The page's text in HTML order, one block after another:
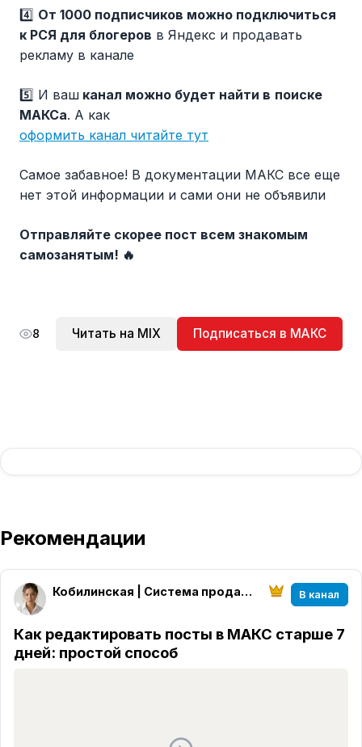
4️⃣ От 1000 подписчиков можно подключиться
к РСЯ для блогеров в Яндекс и продавать
рекламу в канале
5️⃣ И ваш канал можно будет найти в поиске
МАКСа. А как
оформить канал читайте тут
Самое забавное! В документации МАКС все еще
нет этой информации и сами они не объявили
Отправляйте скорее пост всем знакомым
самозанятым! 🔥
8 Читать на MIX Подписаться в МАКС
Рекомендации
Кобилинская | Система продаж из блога В канал
Как редактировать посты в МАКС старше 7
дней: простой способ